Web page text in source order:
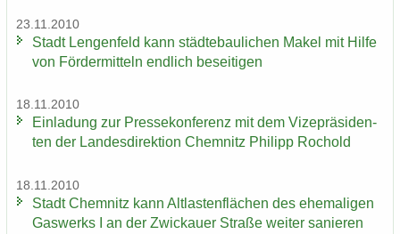
23.11.2010
Stadt Len­gen­feld kann städ­te­bau­li­chen Makel mit Hilfe
von För­der­mit­teln end­lich be­sei­ti­gen
18.11.2010
Ein­la­dung zur Pres­se­kon­fe­renz mit dem Vi­ze­prä­si­den­
ten der Lan­des­di­rek­ti­on Chem­nitz Phil­ipp Ro­chold
18.11.2010
Stadt Chem­nitz kann Alt­las­ten­flä­chen des ehe­ma­li­gen
Gas­werks I an der Zwi­ckau­er Stra­ße wei­ter sa­nie­ren